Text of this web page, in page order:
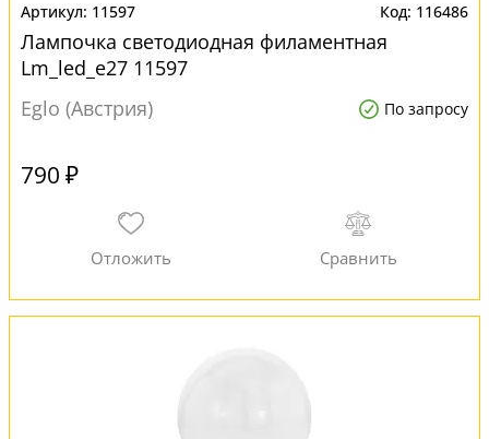
11597 116486
Лампочка светодиодная филаментная
Lm_led_e27 11597
Eglo (Австрия)
По запросу
790 ₽